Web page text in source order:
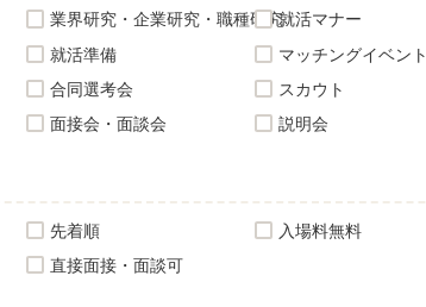
業界研究・企業研究・職種研究就活マナー
就活準備
マッチングイベント
合同選考会
スカウト
面接会・面談会
説明会
先着順
入場料無料
直接面接・面談可